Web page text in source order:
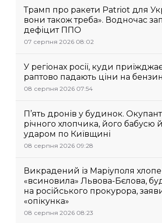
Трамп про ракети Patriot для
вони також треба». Водночас
дефіцит ППО
07 серпня 2026 08:02
У регіонах росії, куди
раптово падають ціни на
08 серпня 2026 07:54
П’ять дронів у будинок.
річного хлопчика, його бабусю
ударом по Київщині
08 серпня 2026 09:28
Викрадений із Маріуполя
«всиновила» Львова-Бєлова,
на російського прокурора,
«опікунка»
08 серпня 2026 08:23